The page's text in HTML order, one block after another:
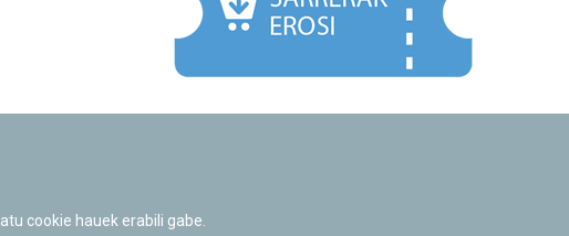
cookie hauek erabili gabe.